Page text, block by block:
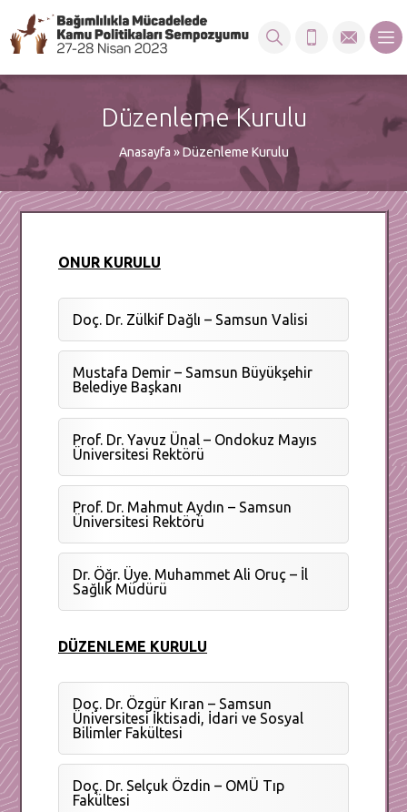
Düzenleme Kurulu
Anasayfa »Düzenleme Kurulu
ONUR KURULU
Doç. Dr. Zülkif Dağlı – Samsun Valisi
Mustafa Demir – Samsun Büyükşehir
Belediye Başkanı
Prof. Dr. Yavuz Ünal – Ondokuz Mayıs
Üniversitesi Rektörü
Prof. Dr. Mahmut Aydın – Samsun
Üniversitesi Rektörü
Dr. Öğr. Üye. Muhammet Ali Oruç – İl
Sağlık Müdürü
DÜZENLEME KURULU
Doç. Dr. Özgür Kıran – Samsun
Üniversitesi İktisadi, İdari ve Sosyal
Bilimler Fakültesi
Doç. Dr. Selçuk Özdin – OMÜ Tıp
Fakültesi